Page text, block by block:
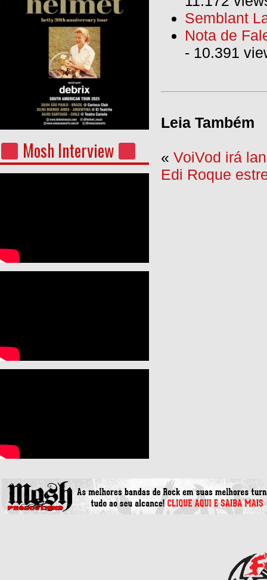
Mosh Interview
Semblant
Nota de
- 10.391
Leia Também
« VoiVod irá
Edi Roque